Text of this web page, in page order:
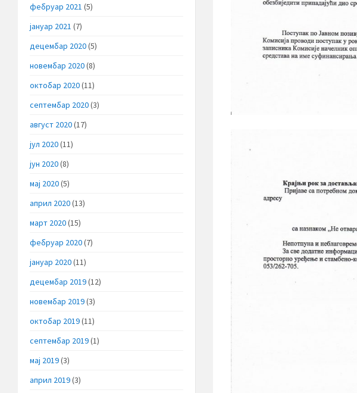
фебруар 2021 (5)
јануар 2021 (7)
децембар 2020(5)
новембар 2020(8)
октобар 2020(11)
септембар 2020(3)
август 2020(17)
јул 2020(11)
јун 2020(8)
мај 2020(5)
април 2020(13)
март 2020(15)
фебруар 2020(7)
јануар 2020(11)
децембар 2019(12)
новембар 2019(3)
октобар 2019(11)
септембар 2019(1)
мај 2019(3)
април 2019(3)